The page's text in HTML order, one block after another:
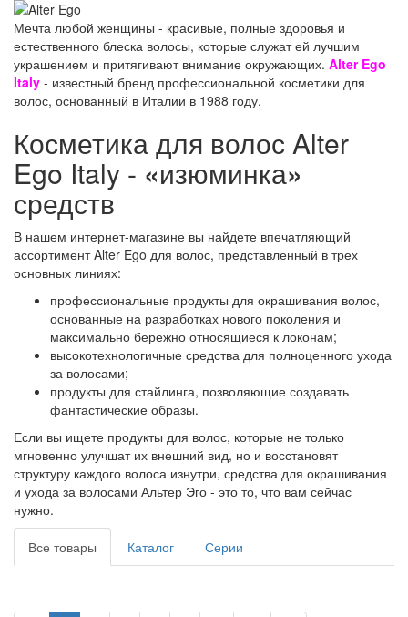
Мечта любой женщины - красивые, полные здоровья и
естественного блеска волосы, которые служат ей лучшим
украшением и притягивают внимание окружающих. Alter Ego
Italy - известный бренд профессиональной косметики для
волос, основанный в Италии в 1988 году.
Косметика для волос Alter
Ego Italy - «изюминка»
средств
В нашем интернет-магазине вы найдете впечатляющий
ассортиментAlter Ego для волос, представленный в трех
основных линиях:
профессиональные продукты для окрашивания волос,
основанные на разработках нового поколения и
максимально бережно относящиеся к локонам;
высокотехнологичные средства для полноценного ухода
за волосами;
продукты для стайлинга, позволяющие создавать
фантастические образы.
Если вы ищете продукты для волос, которые не только
мгновенно улучшат их внешний вид, но и восстановят
структуру каждого волоса изнутри, средства для окрашивания
и ухода за волосами Альтер Эго - это то, что вам сейчас
нужно.
Все товары Каталог Серии